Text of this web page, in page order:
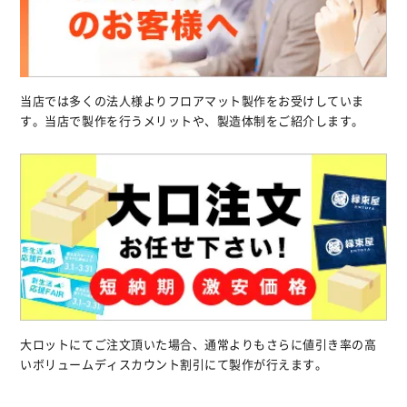
当店では多くの法人様よりフロアマット製作をお受けしていま
す。当店で製作を行うメリットや、製造体制をご紹介します。
大ロットにてご注文頂いた場合、通常よりもさらに値引き率の高
いボリュームディスカウント割引にて製作が行えます。